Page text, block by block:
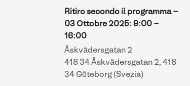
Ritiro secondo il programma -
03 Ottobre 2025: 9:00 -
16:00
Åskvädersgatan 2
418 34 Åskvädersgatan 2, 418
34 Göteborg (Svezia)